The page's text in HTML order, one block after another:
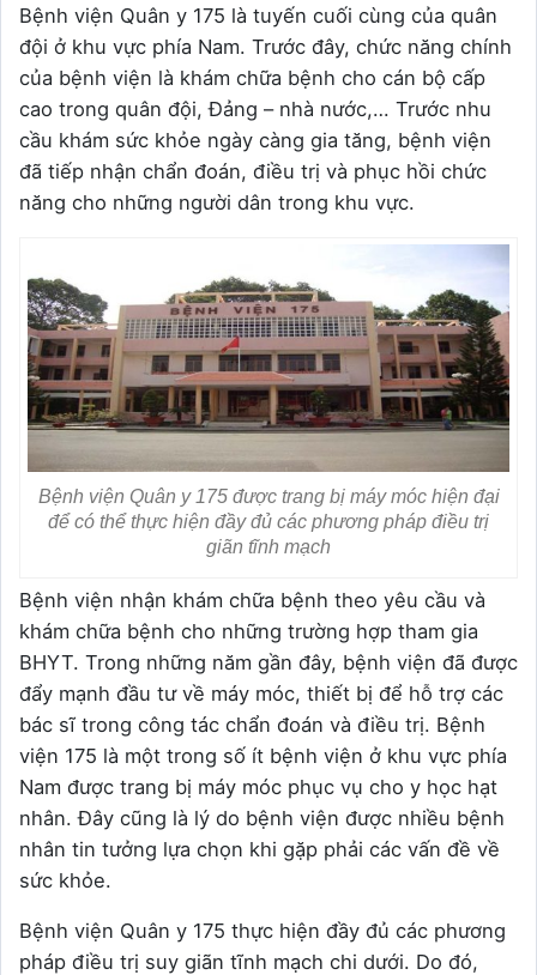
Bệnh viện Quân y 175 là tuyến cuối cùng của quân
đội ở khu vực phía Nam. Trước đây, chức năng chính
của bệnh viện là khám chữa bệnh cho cán bộ cấp
cao trong quân đội, Đảng – nhà nước,… Trước nhu
cầu khám sức khỏe ngày càng gia tăng, bệnh viện
đã tiếp nhận chẩn đoán, điều trị và phục hồi chức
năng cho những người dân trong khu vực.
Bệnh viện Quân y 175 được trang bị máy móc hiện đại
để có thể thực hiện đầy đủ các phương pháp điều trị
giãn tĩnh mạch
Bệnh viện nhận khám chữa bệnh theo yêu cầu và
khám chữa bệnh cho những trường hợp tham gia
BHYT. Trong những năm gần đây, bệnh viện đã được
đẩy mạnh đầu tư về máy móc, thiết bị để hỗ trợ các
bác sĩ trong công tác chẩn đoán và điều trị. Bệnh
viện 175 là một trong số ít bệnh viện ở khu vực phía
Nam được trang bị máy móc phục vụ cho y học hạt
nhân. Đây cũng là lý do bệnh viện được nhiều bệnh
nhân tin tưởng lựa chọn khi gặp phải các vấn đề về
sức khỏe.
Bệnh viện Quân y 175 thực hiện đầy đủ các phương
pháp điều trị suy giãn tĩnh mạch chi dưới. Do đó,